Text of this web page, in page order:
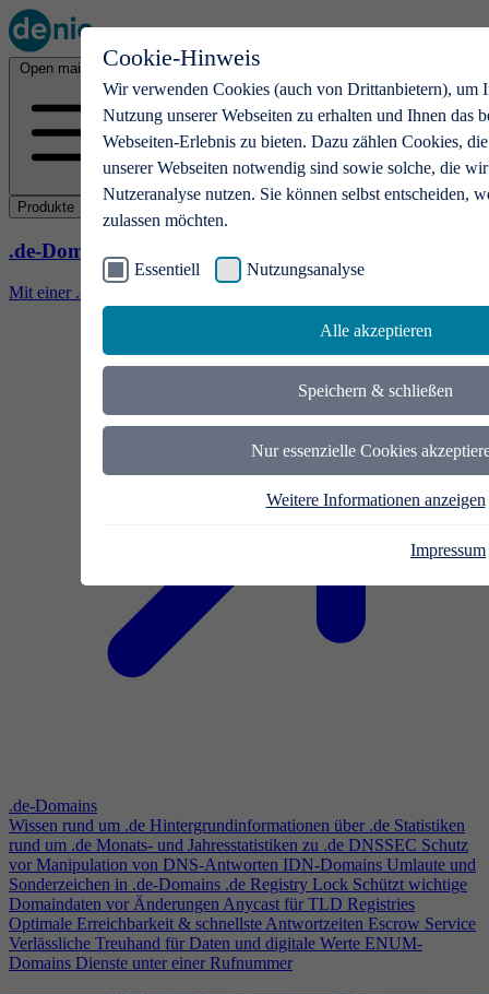
Cookie-Hinweis
Wir verwenden Cookies (auch von Drittanbietern), um
Nutzung unserer Webseiten zu erhalten und Ihnen das
Webseiten-Erlebnis zu bieten. Dazu zählen Cookies,
unserer Webseiten notwendig sind sowie solche, die
Nutzeranalyse nutzen. Sie können selbst entscheiden,
zulassen möchten.
Essentiell Nutzungsanalyse
Alle akzeptieren
Speichern & schließen
Nur essenzielle Cookies
Weitere Informationen anzeigen
Impressum
Open main menu
Produkte
.de-Domains
Mit einer .de-Domain erhalten Ideen eine Bühne
.de-Domains
Wissen rund um .de Hintergrundinformationen über .de Statistiken
rund um .de Monats- und Jahresstatistiken zu .de DNSSEC Schutz
vor Manipulation von DNS-Antworten IDN-Domains Umlaute und
Sonderzeichen in .de-Domains .de Registry Lock Schützt wichtige
Domaindaten vor ÄnderungenAnycast für TLD Registries
Optimale Erreichbarkeit & schnellste Antwortzeiten Escrow Service
Verlässliche Treuhand für Daten und digitale Werte ENUM-
Domains Dienste unter einer Rufnummer